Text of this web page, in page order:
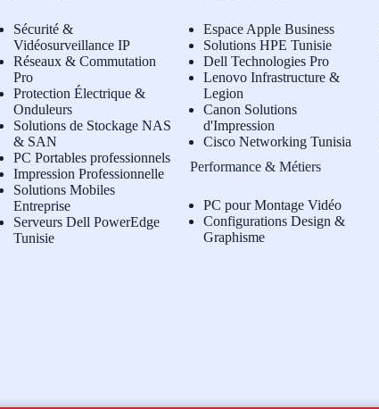
Sécurité &
Vidéosurveillance IP
Réseaux & Commutation
Pro
Protection Électrique &
Onduleurs
Solutions de Stockage NAS
& SAN
PC Portables professionnels
Impression Professionnelle
Solutions Mobiles
Entreprise
Serveurs Dell PowerEdge
Tunisie
Espace Apple Business
Solutions HPE Tunisie
Dell Technologies Pro
Lenovo Infrastructure &
Legion
Canon Solutions
d'Impression
Cisco Networking Tunisia
Performance & Métiers
PC pour Montage Vidéo
Configurations Design &
Graphisme